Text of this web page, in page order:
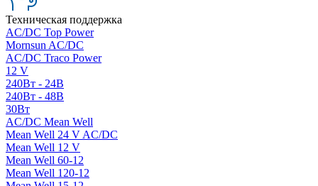
Техническая поддержка
AC/DC Top Power
Mornsun AC/DC
AC/DC Traco Power
12 V
240Вт - 24В
240Вт - 48В
30Вт
AC/DC Mean Well
Mean Well 24 V AC/DC
Mean Well 12 V
Mean Well 60-12
Mean Well 120-12